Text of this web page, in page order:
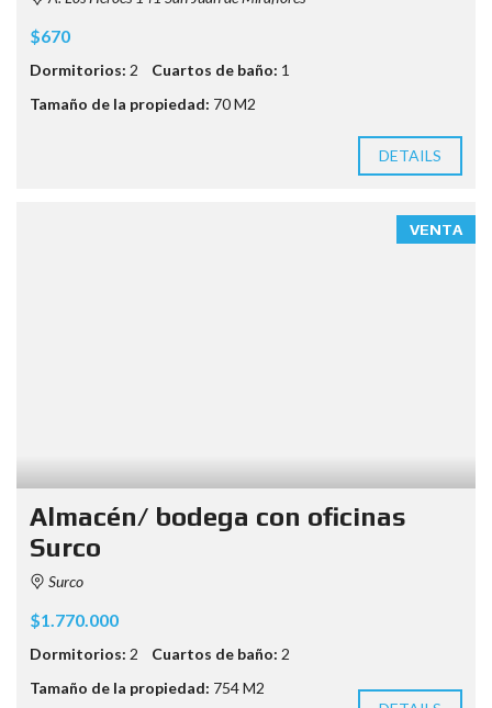
$670
Dormitorios: 2 Cuartos de baño: 1
Tamaño de la propiedad: 70 M2
DETAILS
VENTA
Almacén/ bodega con oficinas
Surco
Surco
$1.770.000
Dormitorios: 2 Cuartos de baño: 2
Tamaño de la propiedad: 754 M2